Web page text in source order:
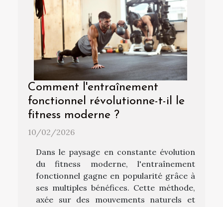
Comment l'entraînement
fonctionnel révolutionne-t-il le
fitness moderne ?
10/02/2026
Dans le paysage en constante évolution
du fitness moderne, l'entraînement
fonctionnel gagne en popularité grâce à
ses multiples bénéfices. Cette méthode,
axée sur des mouvements naturels et